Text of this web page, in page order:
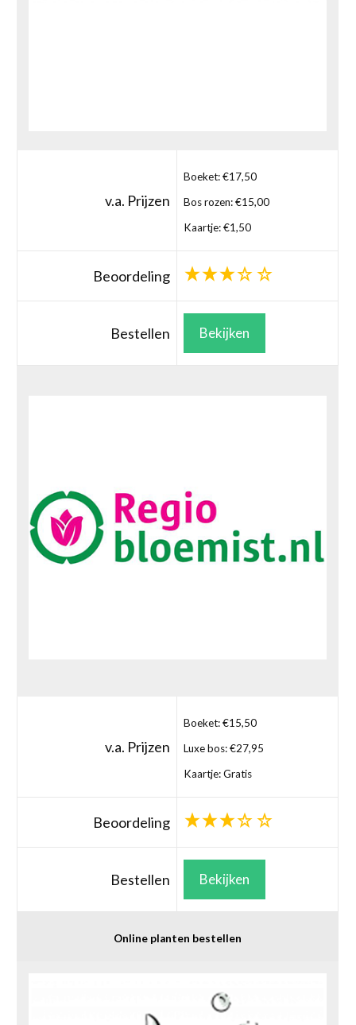
v.a. Prijzen
Boeket: €17,50
Bos rozen: €15,00
Kaartje: €1,50
Beoordeling
Bestellen Bekijken
v.a. Prijzen
Boeket: €15,50
Luxe bos: €27,95
Kaartje: Gratis
Beoordeling
Bestellen Bekijken
Online planten bestellen